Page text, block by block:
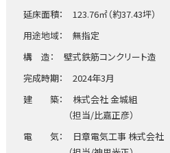
延床面積： 123.76㎡（約37.43坪）
用途地域： 無指定
構 造： 壁式鉄筋コンクリート造
完成時期： 2024年3月
建 築： 株式会社 金城組
（担当/比嘉正彦）
電 気： 日章電気工事 株式会社